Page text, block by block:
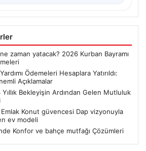
zaman yatacak? 2026 Kurban Bayramı
Ödemeleri Hesaplara Yatırıldı:
Açıklamalar
Bekleyişin Ardından Gelen Mutluluk
Emlak Konut güvencesi Dap vizyonuyla
ev modeli
Konfor ve bahçe mutfağı Çözümleri